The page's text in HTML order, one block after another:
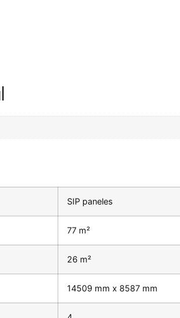
SIP paneles
77 m²
26 m²
14509 mm x 8587 mm